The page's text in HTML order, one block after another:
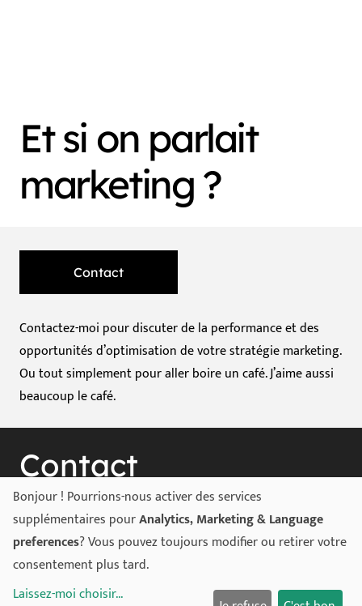
Et si on parlait
marketing ?
Contact
Contactez-moi pour discuter de la performance et des
opportunités d’optimisation de votre stratégie marketing.
Ou tout simplement pour aller boire un café. J’aime aussi
beaucoup le café.
Contact
Rue de l’Innovation 3, 5020 Namur
hello@hgency.be
+32 494 73 24 68
Bonjour ! Pourrions-nous activer des services
supplémentaires pourAnalytics, Marketing & Language
preferences? Vous pouvez toujours modifier ou retirer votre
consentement plus tard.
Laissez-moi choisir...